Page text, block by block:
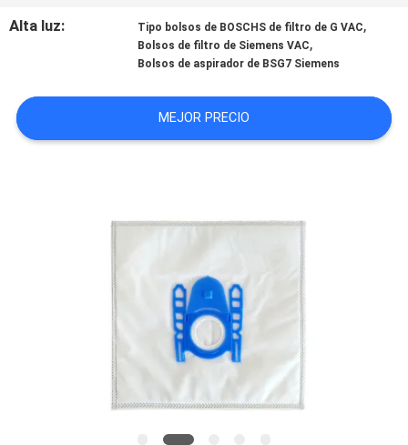
ÉNTRENOS
CON
Alta luz: Tipo bolsos de BOSCHS de filtro de G VAC,
Bolsos de filtro de Siemens VAC,
Bolsos de aspirador de BSG7 Siemens
MEJOR PRECIO